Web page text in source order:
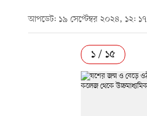
আপডেট: ১৯ সেপ্টেম্বর ২০২৪, ১২: ১৭
১ / ১৫